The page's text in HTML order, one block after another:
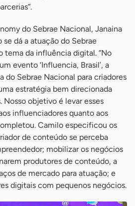
do Sebrae Nacional, Janaina
dá a atuação do Sebrae
tema da influência digital. “No
evento ‘Influencia, Brasil’, a
do Sebrae Nacional para criadores
estratégia bem direcionada
Nosso objetivo é levar esses
influenciadores quanto aos
Camilo especificou os
de conteúdo se perceba
mobilizar os negócios
produtores de conteúdo, a
de mercado para atuação; e
digitais com pequenos negócios.